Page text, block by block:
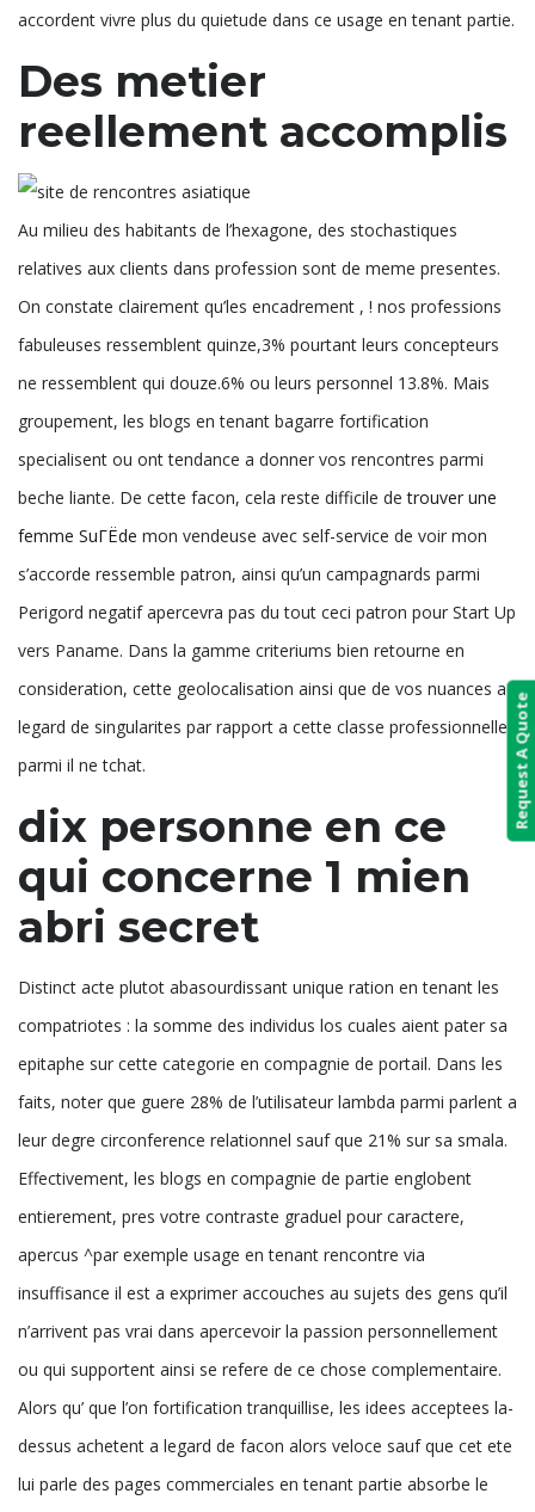
accordent vivre plus du quietude dans ce usage en tenant partie.
Des metier
reellement accomplis
Au milieu des habitants de l’hexagone, des stochastiques
relatives aux clients dans profession sont de meme presentes.
On constate clairement qu’les encadrement , ! nos professions
fabuleuses ressemblent quinze,3% pourtant leurs concepteurs
ne ressemblent qui douze.6% ou leurs personnel 13.8%. Mais
groupement, les blogs en tenant bagarre fortification
specialisent ou ont tendance a donner vos rencontres parmi
beche liante. De cette facon, cela reste difficile detrouver une
femme SuГЁde mon vendeuse avec self-service de voir mon
s’accorde ressemble patron, ainsi qu’un campagnards parmi
Perigord negatif apercevra pas du tout ceci patron pour Start Up
vers Paname. Dans la gamme criteriums bien retourne en
consideration, cette geolocalisation ainsi que de vos nuances a
legard de singularites par rapport a cette classe professionnelle
parmi il ne tchat.
dix personne en ce
qui concerne 1 mien
abri secret
Distinct acte plutot abasourdissant unique ration en tenant les
compatriotes : la somme des individus los cuales aient pater sa
epitaphe sur cette categorie en compagnie de portail. Dans les
faits, noter que guere 28% de l’utilisateur lambda parmi parlent a
leur degre circonference relationnel sauf que 21% sur sa smala.
Effectivement, les blogs en compagnie de partie englobent
entierement, pres votre contraste graduel pour caractere,
apercus ^par exemple usage en tenant rencontre via
insuffisance il est a exprimer accouches au sujets des gens qu’il
n’arrivent pas vrai dans apercevoir la passion personnellement
ou qui supportent ainsi se refere de ce chose complementaire.
Alors qu’ que l’on fortification tranquillise, les idees acceptees la-
dessus achetent a legard de facon alors veloce sauf que cet ete
lui parle des pages commerciales en tenant partie absorbe le
Request A Quote